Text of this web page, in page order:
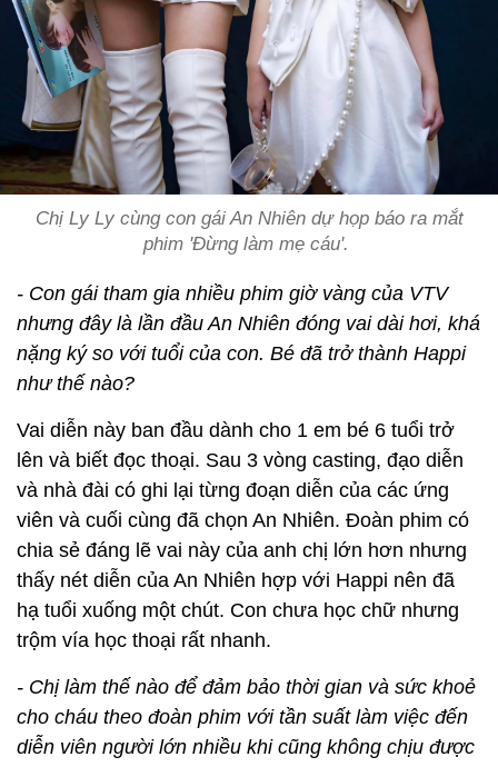
Chị Ly Ly cùng con gái An Nhiên dự họp báo ra mắt
phim 'Đừng làm mẹ cáu'.
- Con gái tham gia nhiều phim giờ vàng của VTV
nhưng đây là lần đầu An Nhiên đóng vai dài hơi, khá
nặng ký so với tuổi của con. Bé đã trở thành Happi
như thế nào?
Vai diễn này ban đầu dành cho 1 em bé 6 tuổi trở
lên và biết đọc thoại. Sau 3 vòng casting, đạo diễn
và nhà đài có ghi lại từng đoạn diễn của các ứng
viên và cuối cùng đã chọn An Nhiên. Đoàn phim có
chia sẻ đáng lẽ vai này của anh chị lớn hơn nhưng
thấy nét diễn của An Nhiên hợp với Happi nên đã
hạ tuổi xuống một chút. Con chưa học chữ nhưng
trộm vía học thoại rất nhanh.
- Chị làm thế nào để đảm bảo thời gian và sức khoẻ
cho cháu theo đoàn phim với tần suất làm việc đến
diễn viên người lớn nhiều khi cũng không chịu được